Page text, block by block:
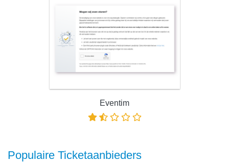
Eventim
Populaire Ticketaanbieders